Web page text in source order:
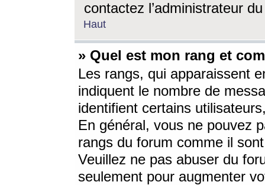
contactez l’administrateur
Haut
» Quel est mon rang et
Les rangs, qui apparaissent
indiquent le nombre de
identifient certains
En général, vous ne pouvez
rangs du forum comme il
Veuillez ne pas abuser du
seulement pour augmenter